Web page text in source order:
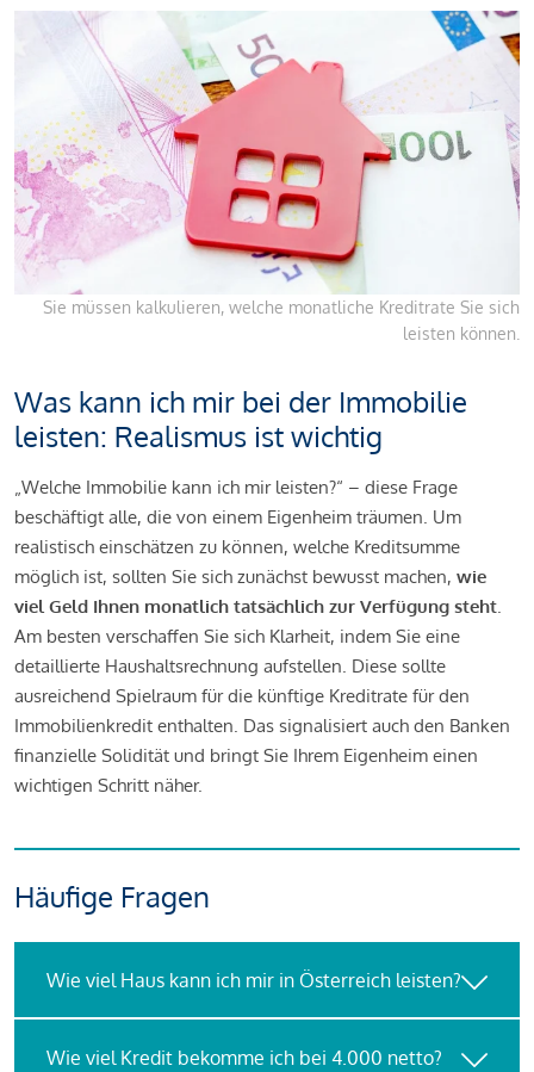
Sie müssen kalkulieren, welche monatliche Kreditrate Sie sich
leisten können.
Was kann ich mir bei der Immobilie
leisten: Realismus ist wichtig
„Welche Immobilie kann ich mir leisten?“ – diese Frage
beschäftigt alle, die von einem Eigenheim träumen. Um
realistisch einschätzen zu können, welche Kreditsumme
möglich ist, sollten Sie sich zunächst bewusst machen, wie
viel Geld Ihnen monatlich tatsächlich zur Verfügung steht.
Am besten verschaffen Sie sich Klarheit, indem Sie eine
detaillierte Haushaltsrechnung aufstellen. Diese sollte
ausreichend Spielraum für die künftige Kreditrate für den
Immobilienkredit enthalten. Das signalisiert auch den Banken
finanzielle Solidität und bringt Sie Ihrem Eigenheim einen
wichtigen Schritt näher.
Häufige Fragen
Wie viel Haus kann ich mir in Österreich leisten?
Wie viel Kredit bekomme ich bei 4.000 netto?